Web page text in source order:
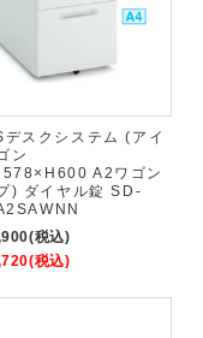
デスクシステム (アイ
ン
A2ワゴン
) ダイヤル錠 SD-
(税込)
(税込)